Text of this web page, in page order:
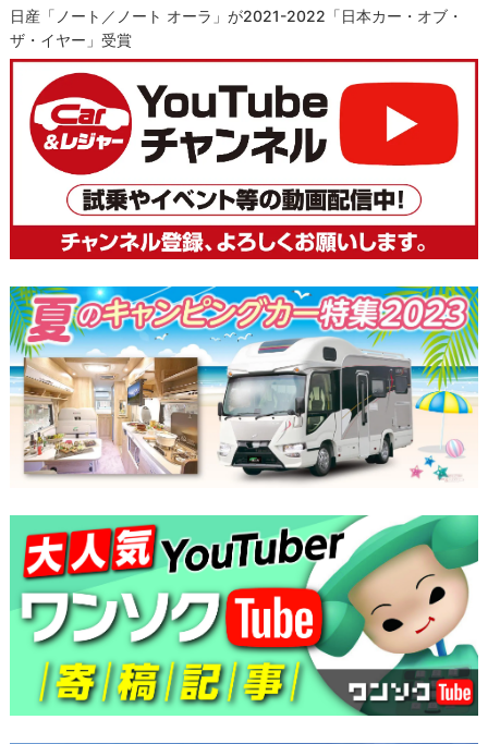
日産「ノート／ノート オーラ」が2021-2022「日本カー・オブ・
ザ・イヤー」受賞